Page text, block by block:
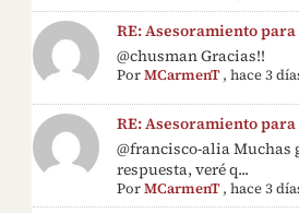
RE: Asesoramiento
@chusman Gracias!!
PorMCarmenT,hace 3
RE: Asesoramiento
@francisco-alia Muchas
respuesta, veré q...
PorMCarmenT,hace 3